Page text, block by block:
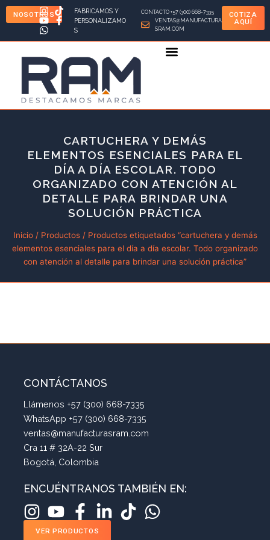
contenido
NOSOTROS
FABRICAMOS Y
PERSONALIZAMO
S
CONTACTO +57 (300) 668-7335
VENTAS@MANUFACTURA
SRAM.COM
COTIZA
AQUÍ
CARTUCHERA Y DEMÁS
ELEMENTOS ESENCIALES PARA EL
DÍA A DÍA ESCOLAR. TODO
ORGANIZADO CON ATENCIÓN AL
DETALLE PARA BRINDAR UNA
SOLUCIÓN PRÁCTICA
Inicio/ Productos/ Productos etiquetados “cartuchera y demás
elementos esenciales para el día a día escolar. Todo organizado
con atención al detalle para brindar una solución práctica”
CONTÁCTANOS
Llámenos +57 (300) 668-7335
WhatsApp +57 (300) 668-7335
ventas@manufacturasram.com
Cra 11 # 32A-22 Sur
Bogotá, Colombia
ENCUÉNTRANOS TAMBIÉN EN:
VER PRODUCTOS